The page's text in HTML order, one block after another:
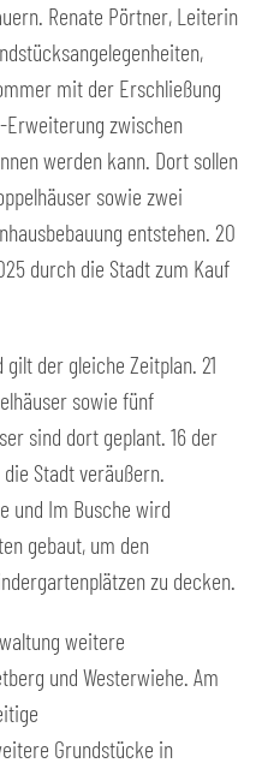
Renate Pörtner, Leiterin
mit der Erschließung
Erweiterung zwischen
werden kann. Dort sollen
sowie zwei
entstehen. 20
durch die Stadt zum Kauf
der gleiche Zeitplan. 21
sowie fünf
sind dort geplant. 16 der
Stadt veräußern.
und Im Busche wird
gebaut, um den
zu decken.
weitere
und Westerwiehe. Am
Grundstücke in